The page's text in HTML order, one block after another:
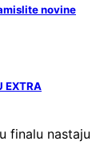
novine
EXTRA
finalu nastaju